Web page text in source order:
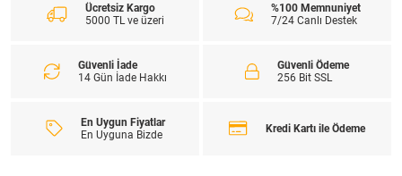
Ücretsiz Kargo
5000 TL ve üzeri
%100 Memnuniyet
7/24 Canlı Destek
Güvenli İade
14 Gün İade Hakkı
Güvenli Ödeme
256 Bit SSL
En Uygun Fiyatlar
En Uyguna Bizde
Kredi Kartı ile Ödeme